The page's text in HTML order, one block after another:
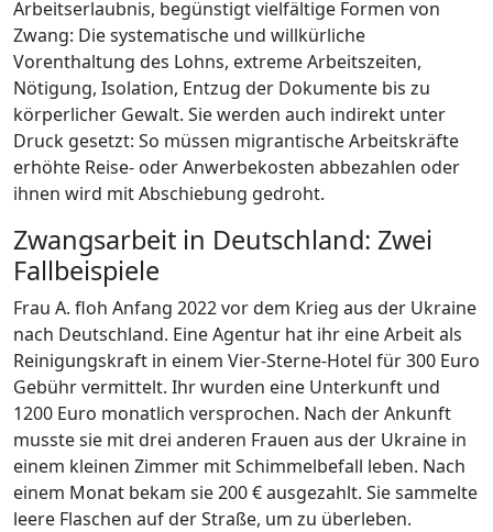
Arbeitserlaubnis, begünstigt vielfältige Formen von
Zwang: Die systematische und willkürliche
Vorenthaltung des Lohns, extreme Arbeitszeiten,
Nötigung, Isolation, Entzug der Dokumente bis zu
körperlicher Gewalt. Sie werden auch indirekt unter
Druck gesetzt: So müssen migrantische Arbeitskräfte
erhöhte Reise- oder Anwerbekosten abbezahlen oder
ihnen wird mit Abschiebung gedroht.
Zwangsarbeit in Deutschland: Zwei
Fallbeispiele
Frau A. floh Anfang 2022 vor dem Krieg aus der Ukraine
nach Deutschland. Eine Agentur hat ihr eine Arbeit als
Reinigungskraft in einem Vier-Sterne-Hotel für 300 Euro
Gebühr vermittelt. Ihr wurden eine Unterkunft und
1200 Euro monatlich versprochen. Nach der Ankunft
musste sie mit drei anderen Frauen aus der Ukraine in
einem kleinen Zimmer mit Schimmelbefall leben. Nach
einem Monat bekam sie 200 € ausgezahlt. Sie sammelte
leere Flaschen auf der Straße, um zu überleben.